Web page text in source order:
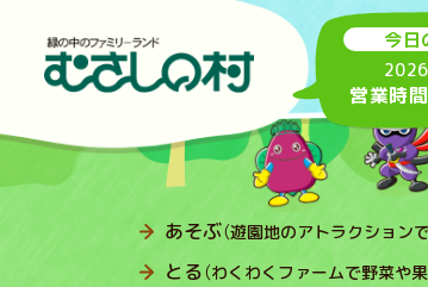
今日
営業時間
あそぶ（遊園地のアトラクションで
とる（わくわくファームで野菜や果